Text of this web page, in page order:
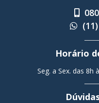
Horário
Seg. a Sex. das 8h